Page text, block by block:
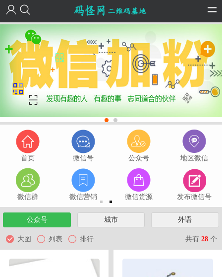
首页 微信号 公众号 地区微信
微信群 微信营销 微信货源 发布微信号
公众号 城市 外语
大图 列表 排行 共有 28 个